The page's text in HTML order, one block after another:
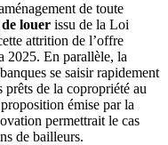
de toute
louer issu de la Loi
attrition de l’offre
2025. En parallèle, la
se saisir rapidement
de la copropriété au
émise par la
permettrait le cas
de bailleurs.